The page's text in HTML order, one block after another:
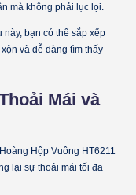
mà không phải lục lọi.
bạn có thể sắp xếp
và dễ dàng tìm thấy
Mái và
Hộp Vuông HT6211
lại sự thoải mái tối đa